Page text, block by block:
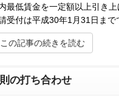
最低賃金を一定額以上引き
受付は平成30年1月31日ま
の記事の続きを読む
の打ち合わせ